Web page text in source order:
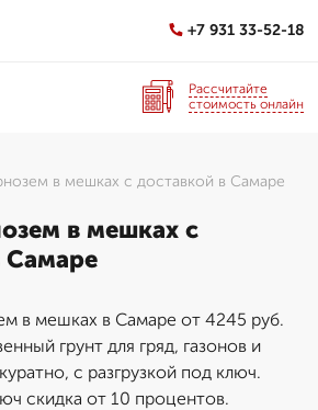
+7 931 33-52-18
Рассчитайте
стоимость онлайн
в мешках с доставкой в Самаре
в мешках с
Самаре
в мешках в Самаре от 4245 руб.
грунт для гряд, газонов и
с разгрузкой под ключ.
скидка от 10 процентов.